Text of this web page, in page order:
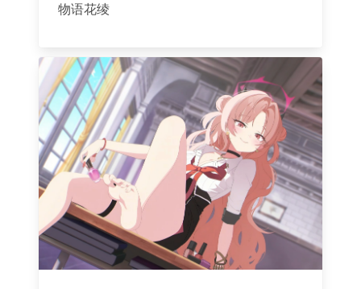
物语花绫